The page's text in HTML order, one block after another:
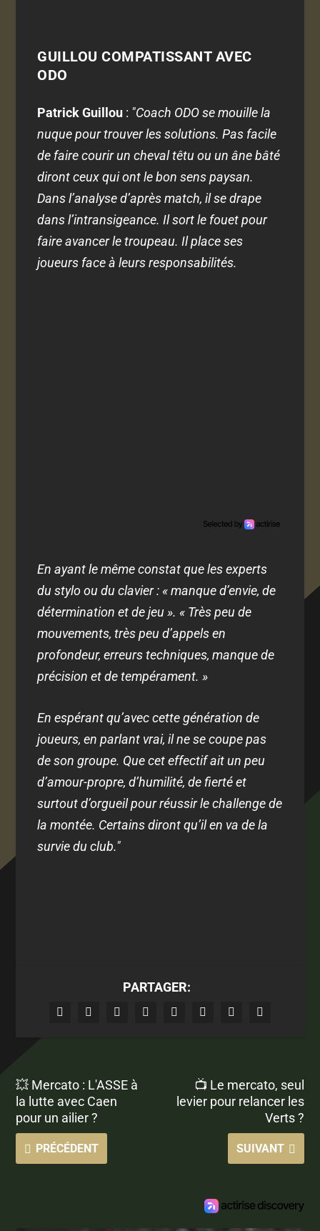
GUILLOU COMPATISSANT AVEC
ODO
Patrick Guillou : "Coach ODO se mouille la
nuque pour trouver les solutions. Pas facile
de faire courir un cheval têtu ou un âne bâté
diront ceux qui ont le bon sens paysan.
Dans l’analyse d’après match, il se drape
dans l’intransigeance. Il sort le fouet pour
faire avancer le troupeau. Il place ses
joueurs face à leurs responsabilités.
En ayant le même constat que les experts
du stylo ou du clavier : « manque d’envie, de
détermination et de jeu ». « Très peu de
mouvements, très peu d’appels en
profondeur, erreurs techniques, manque de
précision et de tempérament. »
En espérant qu’avec cette génération de
joueurs, en parlant vrai, il ne se coupe pas
de son groupe. Que cet effectif ait un peu
d’amour-propre, d’humilité, de fierté et
surtout d’orgueil pour réussir le challenge de
la montée. Certains diront qu’il en va de la
survie du club."
PARTAGER:
💥 Mercato : L'ASSE à
la lutte avec Caen
pour un ailier ?
PRÉCÉDENT
📺 Le mercato, seul
levier pour relancer les
Verts ?
SUIVANT